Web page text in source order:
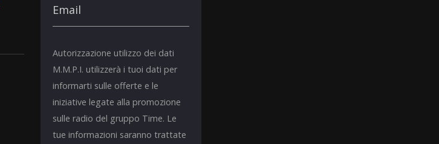
Autorizzazione utilizzo dei dati
M.M.P.I. utilizzerà i tuoi dati per
informarti sulle offerte e le
iniziative legate alla promozione
sulle radio del gruppo Time. Le
tue informazioni saranno trattate